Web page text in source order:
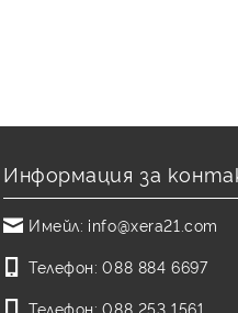
Информация за
Имейл: info@xera21.com
Телефон: 088 884 6697
Телефон: 088 253 1561